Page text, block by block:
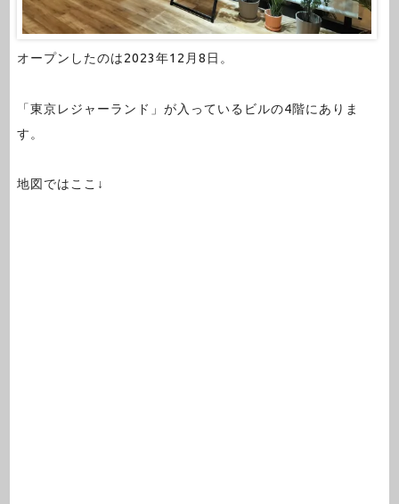
オープンしたのは2023年12月8日。
「東京レジャーランド」が入っているビルの4階にありま
す。
地図ではここ↓